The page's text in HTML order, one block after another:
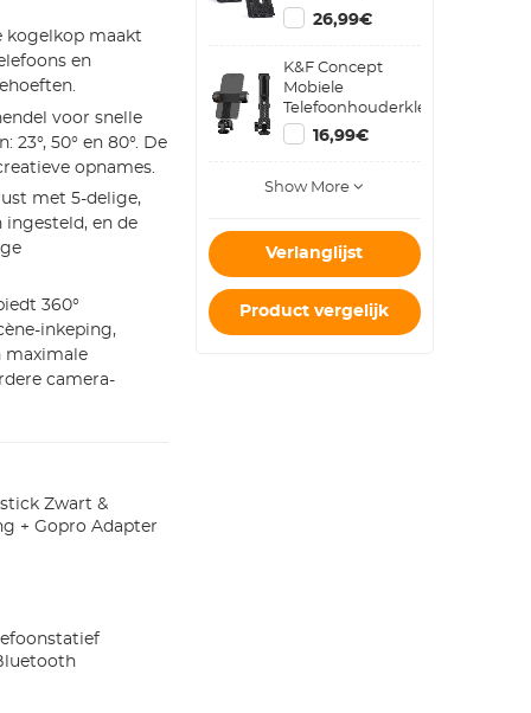
kogelkop maakt
en
voor snelle
50° en 80°. De
opnames.
met 5-delige,
ingesteld, en de
360°
inkeping,
maximale
camera-
Zwart &
+ Gopro Adapter
Met Standaard
1/4" Schroef Voor
Kogelkop Set Van
2
26,99€
K&F Concept
Mobiele
Telefoonhouderklem
Met Twee Koude
Schoenbevestigingen
16,99€
Show More
Verlanglijst
Product vergelijk